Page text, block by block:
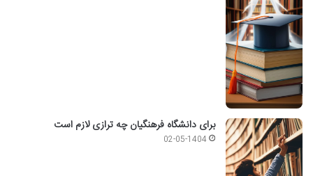
برای دانشگاه فرهنگیان چه ترازی لازم است
02-05-1404